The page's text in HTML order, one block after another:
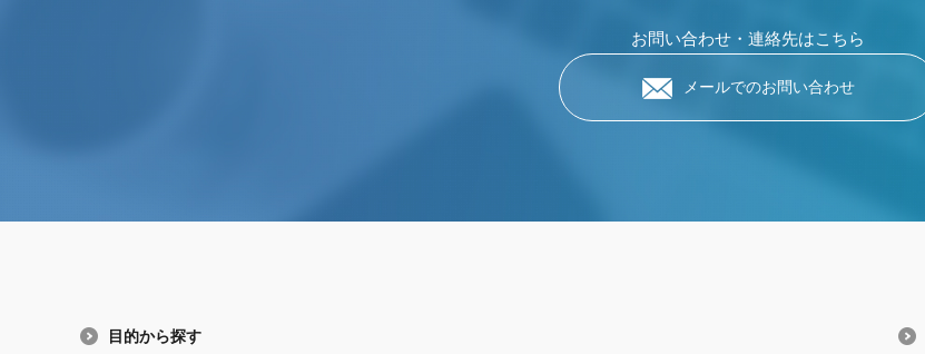
お問い合わせ・連絡先はこちら
メールでのお問い合わせ
目的から探す